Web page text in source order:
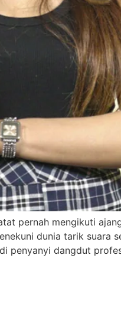
pernah mengikuti
dunia tarik suara
penyanyi dangdut